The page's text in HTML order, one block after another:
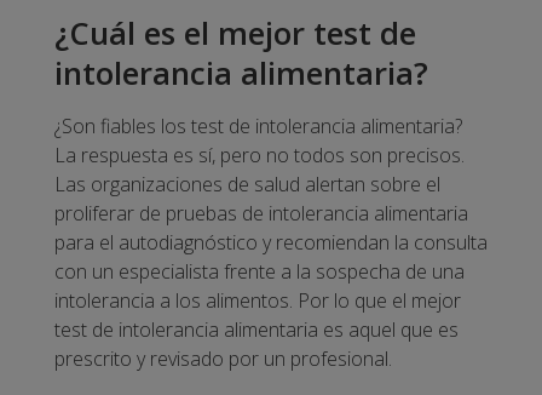
¿Cuál es el mejor test de
intolerancia alimentaria?
¿Son fiables los test de intolerancia alimentaria?
La respuesta es sí, pero no todos son precisos.
Las organizaciones de salud alertan sobre el
proliferar de pruebas de intolerancia alimentaria
para el autodiagnóstico y recomiendan la consulta
con un especialista frente a la sospecha de una
intolerancia a los alimentos. Por lo que el mejor
test de intolerancia alimentaria es aquel que es
prescrito y revisado por un profesional.